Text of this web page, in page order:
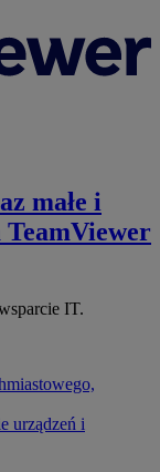
małe i
TeamViewer
IT.
urządzeń i